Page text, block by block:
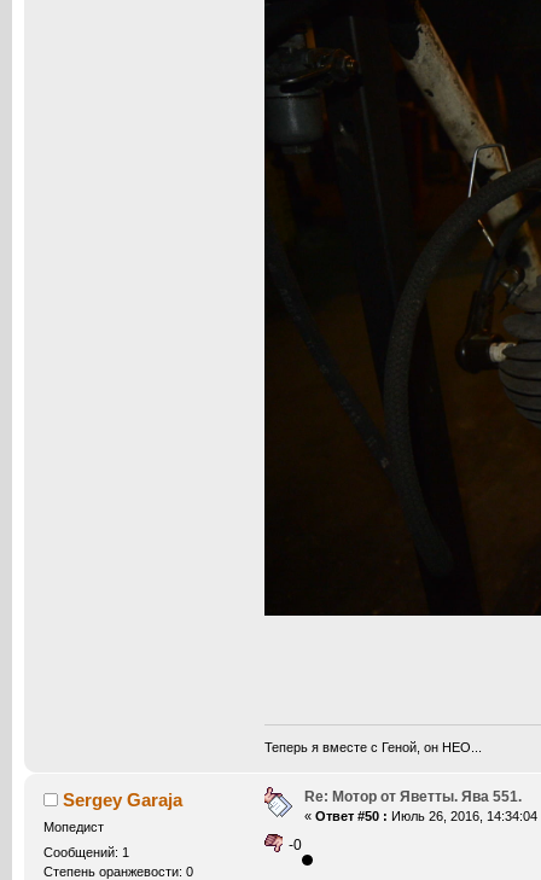
Теперь я вместе с Геной, он НЕО...
Sergey Garaja
Мопедист
Сообщений: 1
Степень оранжевости: 0
Re: Мотор от Яветты. Ява 551.
« Ответ #50 : Июль 26, 2016, 14:34:04
-0